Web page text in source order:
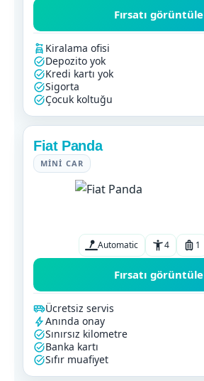
Fırsatı görüntüle
Kiralama ofisi
Depozito yok
Kredi kartı yok
Sigorta
Çocuk koltuğu
Fiat Panda
MINI CAR
Automatic 4 1
Fırsatı görüntüle
Ücretsiz servis
Anında onay
Sınırsız kilometre
Banka kartı
Sıfır muafiyet